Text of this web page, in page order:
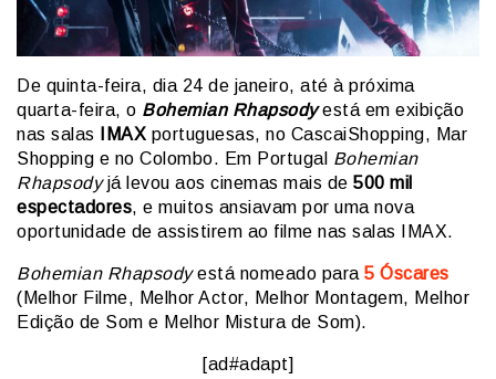
De quinta-feira, dia 24 de janeiro, até à próxima
quarta-feira, o Bohemian Rhapsodyestá em exibição
nas salas
IMAX portuguesas, no CascaiShopping, Mar
Shopping e no Colombo. Em Portugal Bohemian
Rhapsodyjá levou aos cinemas mais de 500 mil
espectadores, e muitos ansiavam por uma nova
oportunidade de assistirem ao filme nas salas IMAX.
Bohemian Rhapsodyestá nomeado para 5 Óscares
(Melhor Filme, Melhor Actor, Melhor Montagem, Melhor
Edição de Som e Melhor Mistura de Som).
[ad#adapt]